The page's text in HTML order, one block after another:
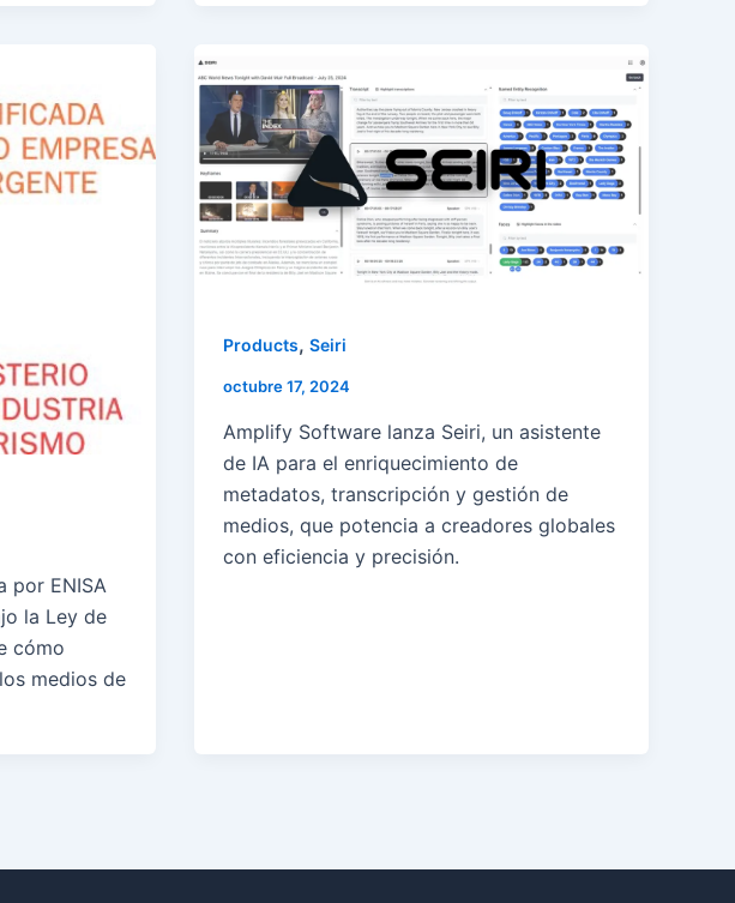
por ENISA
la Ley de
cómo
medios de
Products,Seiri
octubre 17, 2024
Amplify Software lanza Seiri, un asistente
de IA para el enriquecimiento de
metadatos, transcripción y gestión de
medios, que potencia a creadores globales
con eficiencia y precisión.